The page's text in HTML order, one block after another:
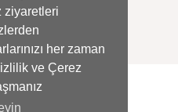
ziyaretleri
her zaman
ve Çerez